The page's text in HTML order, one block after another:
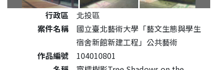
公共藝術作品詳細資料
行政區
北投區
案件名稱
國立臺北藝術大學「藝文生態與學生
宿舍新館新建工程」公共藝術
作品編號
104010801